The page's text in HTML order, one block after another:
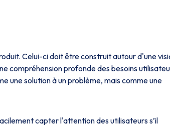
Celui-ci doit être construit autour d'une
compréhension profonde des besoins
une solution à un problème, mais comme une
capter l'attention des utilisateurs s’il